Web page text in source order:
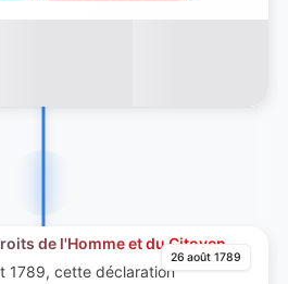
26 août 1789
de l'Homme et du Citoyen
1789, cette déclaration